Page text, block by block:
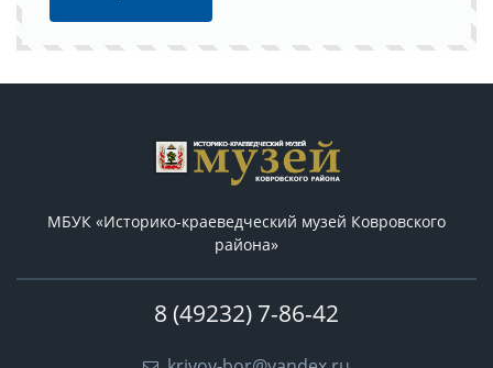
МБУК «Историко-краеведческий музей Ковровского
района»
8 (49232) 7-86-42